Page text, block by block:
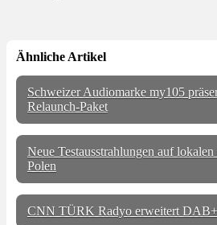
Ähnliche Artikel
Schweizer Audiomarke my105
Relaunch-Paket
Neue Testausstrahlungen auf
Polen
CNN TÜRK Radyo erweitert